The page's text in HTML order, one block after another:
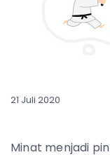
21 Juli 2020
Minat menjadi